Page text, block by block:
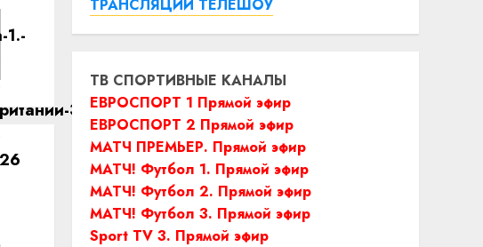
ТРАНСЛЯЦИИ ТЕЛЕШОУ
ТВ СПОРТИВНЫЕ КАНАЛЫ
ЕВРОСПОРТ 1 Прямой эфир
ЕВРОСПОРТ 2 Прямой эфир
МАТЧ ПРЕМЬЕР. Прямой эфир
МАТЧ! Футбол 1. Прямой эфир
МАТЧ! Футбол 2. Прямой эфир
МАТЧ! Футбол 3. Прямой эфир
Sport TV 3. Прямой эфир